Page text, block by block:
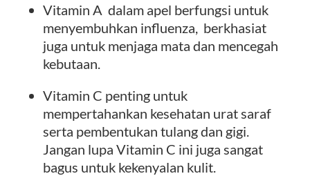
Vitamin A dalam apel berfungsi untuk
menyembuhkan influenza, berkhasiat
juga untuk menjaga mata dan mencegah
kebutaan.
Vitamin C penting untuk
mempertahankan kesehatan urat saraf
serta pembentukan tulang dan gigi.
Jangan lupa Vitamin C ini juga sangat
bagus untuk kekenyalan kulit.